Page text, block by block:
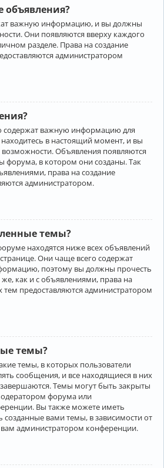
объявления?
важную информацию, и вы должны
Они появляются вверху каждого
разделе. Права на создание
администратором
содержат важную информацию для
в настоящий момент, и вы
Объявления появляются
форума, в котором они созданы. Так
права на создание
администратором.
темы?
находятся ниже всех объявлений
Они чаще всего содержат
поэтому вы должны прочесть
как и с объявлениями, права на
предоставляются администратором
темы?
темы, в которых пользователи
сообщения, и все находящиеся в них
Темы могут быть закрыты
форума или
Вы также можете иметь
созданные вами темы, в зависимости от
администратором конференции.